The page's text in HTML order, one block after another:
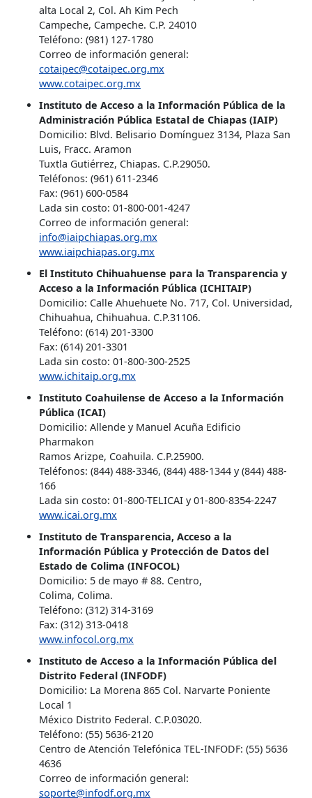
alta Local 2, Col. Ah Kim Pech
Campeche, Campeche. C.P. 24010
Teléfono: (981) 127-1780
Correo de información general:
cotaipec@cotaipec.org.mx
www.cotaipec.org.mx
Instituto de Acceso a la Información Pública de la
Administración Pública Estatal de Chiapas (IAIP)
Domicilio: Blvd. Belisario Domínguez 3134, Plaza San
Luis, Fracc. Aramon
Tuxtla Gutiérrez, Chiapas. C.P.29050.
Teléfonos: (961) 611-2346
Fax: (961) 600-0584
Lada sin costo: 01-800-001-4247
Correo de información general:
info@iaipchiapas.org.mx
www.iaipchiapas.org.mx
El Instituto Chihuahuense para la Transparencia y
Acceso a la Información Pública (ICHITAIP)
Domicilio: Calle Ahuehuete No. 717, Col. Universidad,
Chihuahua, Chihuahua. C.P.31106.
Teléfono: (614) 201-3300
Fax: (614) 201-3301
Lada sin costo: 01-800-300-2525
www.ichitaip.org.mx
Instituto Coahuilense de Acceso a la Información
Pública (ICAI)
Domicilio: Allende y Manuel Acuña Edificio
Pharmakon
Ramos Arizpe, Coahuila. C.P.25900.
Teléfonos: (844) 488-3346, (844) 488-1344 y (844) 488-
166
Lada sin costo: 01-800-TELICAI y 01-800-8354-2247
www.icai.org.mx
Instituto de Transparencia, Acceso a la
Información Pública y Protección de Datos del
Estado de Colima (INFOCOL)
Domicilio: 5 de mayo # 88. Centro,
Colima, Colima.
Teléfono: (312) 314-3169
Fax: (312) 313-0418
www.infocol.org.mx
Instituto de Acceso a la Información Pública del
Distrito Federal (INFODF)
Domicilio: La Morena 865 Col. Narvarte Poniente
Local 1
México Distrito Federal. C.P.03020.
Teléfono: (55) 5636-2120
Centro de Atención Telefónica TEL-INFODF: (55) 5636
4636
Correo de información general:
soporte@infodf.org.mx